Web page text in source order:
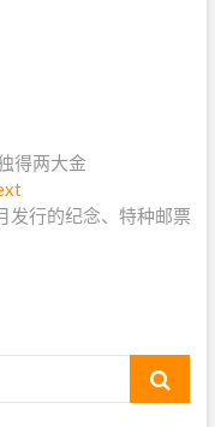
得两大金
e
:
发行的纪念、特种邮票